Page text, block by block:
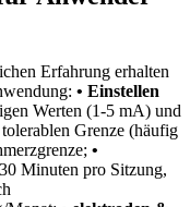
Erfahrung erhalten⁢
• Einstellen
Werten (1-5 mA) und
Grenze (häufig
•
Minuten pro Sitzung,